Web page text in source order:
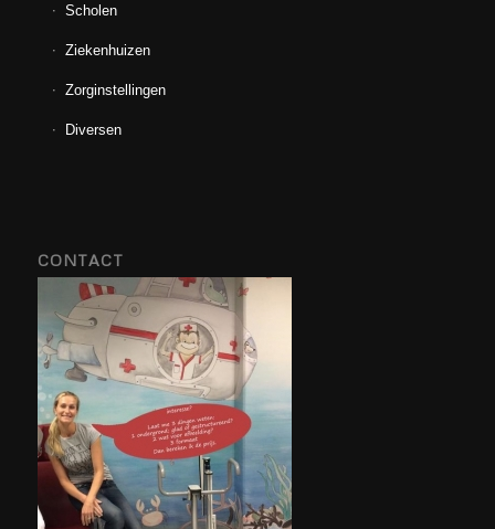
Scholen
Ziekenhuizen
Zorginstellingen
Diversen
CONTACT